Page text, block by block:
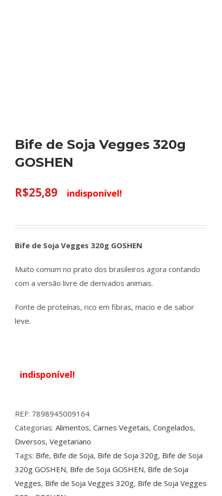
Bife de Soja Vegges 320g
GOSHEN
R$25,89 indisponível!
Bife de Soja Vegges 320g GOSHEN
Muito comum no prato dos brasileiros agora contando
com a versão livre de derivados animais.
Fonte de proteínas, rico em fibras, macio e de sabor
leve.
indisponível!
REF: 7898945009164
Categorias: Alimentos, Carnes Vegetais, Congelados,
Diversos, Vegetariano
Tags: Bife, Bife de Soja, Bife de Soja 320g, Bife de Soja
320g GOSHEN, Bife de Soja GOSHEN, Bife de Soja
Vegges, Bife de Soja Vegges 320g, Bife de Soja Vegges